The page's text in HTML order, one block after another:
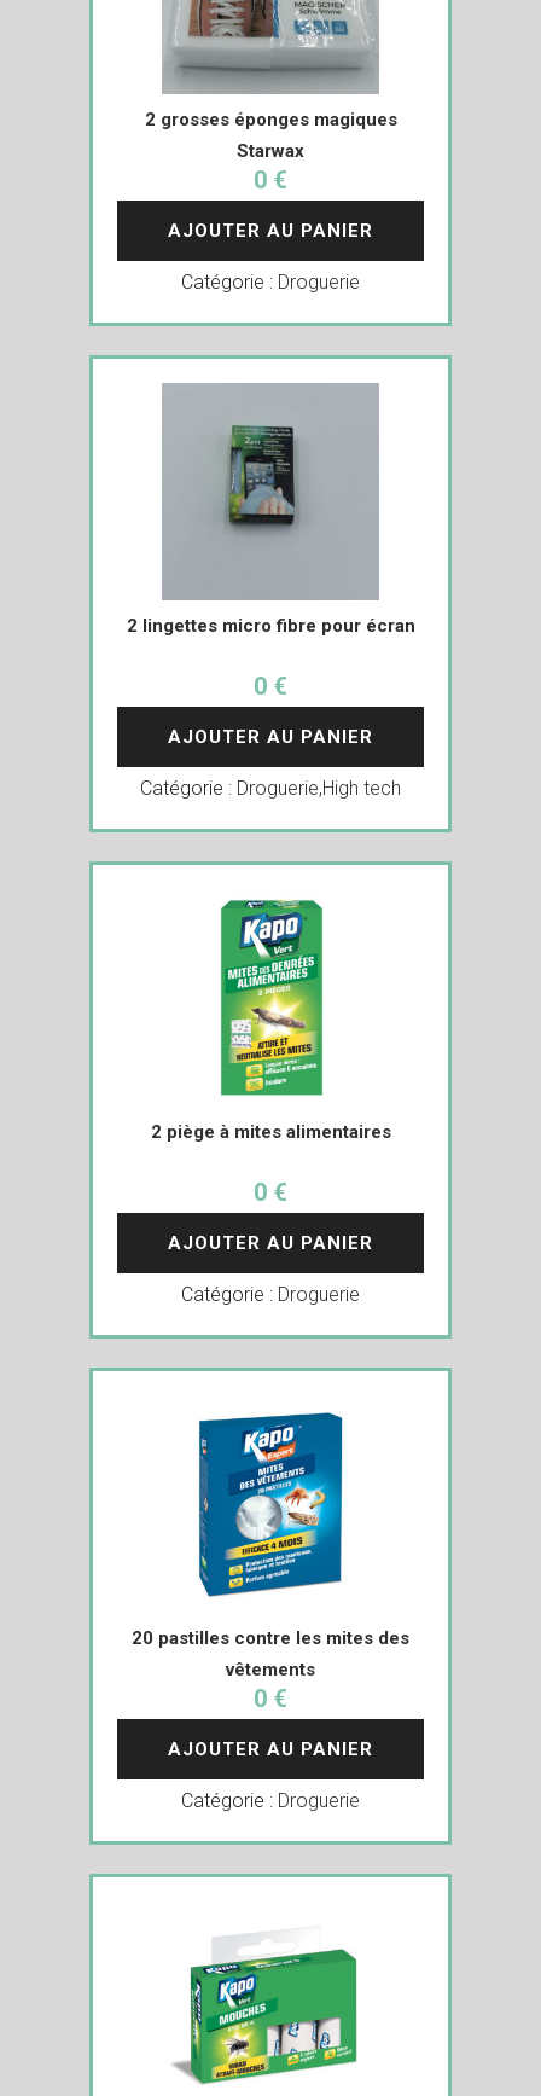
2 grosses éponges magiques
Starwax
0 €
AJOUTER AU PANIER
Catégorie : Droguerie
2 lingettes micro fibre pour écran
0 €
AJOUTER AU PANIER
Catégorie : Droguerie,High tech
2 piège à mites alimentaires
0 €
AJOUTER AU PANIER
Catégorie : Droguerie
20 pastilles contre les mites des
vêtements
0 €
AJOUTER AU PANIER
Catégorie : Droguerie